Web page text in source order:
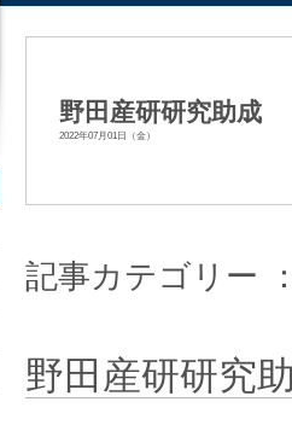
野田産研研究助成
2022年07月01日（金）
記事カテゴリー
野田産研研究
公益社団法人日本生化学会